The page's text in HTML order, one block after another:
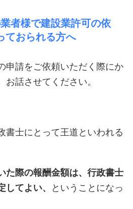
者様で建設業許可の依
ておられる方へ
申請をご依頼いただく際にか
話させてください。
書士にとって王道といわれる
た際の報酬金額は、行政書士
てよい、
ということになっ